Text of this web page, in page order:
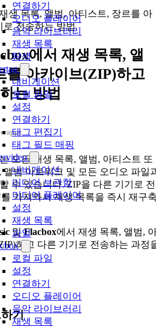
연결하기
오디오 플레이어
음악 라이브러리
재생 목록
탐색
내비게이션
로컬 파일
설정
연결하기
태그 편집기
태그 필드 매핑
내비게이션
미디어 보관함
미디어 플레이어
설정
재생 목록
파일
로컬 파일
설정
연결하기
오디오 플레이어
음악 라이브러리
재생 목록
생 목록, 앨범, 아티스트, 장르를 아
로 전송하는 방법
에서 재생 목록, 앨
를 아카이브(ZIP)하고
는 방법
모든 재생 목록, 앨범, 아티스트 또
앨범 아트워크 및 모든 오디오 파일
수 있습니다. ZIP을 다른 기기로 전
가져와서 재생 목록을 즉시 재구
및Flacbox에서 재생 목록, 앨범,
하고 다른 기기로 전송하는 과정
기